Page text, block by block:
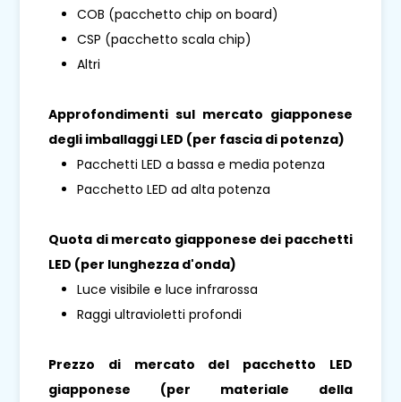
COB (pacchetto chip on board)
CSP (pacchetto scala chip)
Altri
Approfondimenti sul mercato giapponese
degli imballaggi LED (per fascia di potenza)
Pacchetti LED a bassa e media potenza
Pacchetto LED ad alta potenza
Quota di mercato giapponese dei pacchetti
LED (per lunghezza d'onda)
Luce visibile e luce infrarossa
Raggi ultravioletti profondi
Prezzo di mercato del pacchetto LED
giapponese (per materiale della